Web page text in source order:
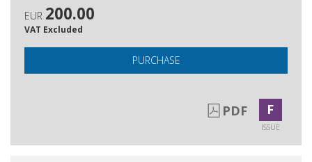
EUR 200.00
VAT Excluded
PURCHASE
PDF F
ISSUE